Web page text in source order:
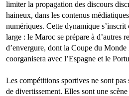
limiter la propagation des discours
haineux, dans les contenus
numériques. Cette dynamique
large : le Maroc se prépare à d’autres
d’envergure, dont la Coupe du
coorganisera avec l’Espagne et le
Les compétitions sportives ne sont pas
de divertissement. Elles sont une